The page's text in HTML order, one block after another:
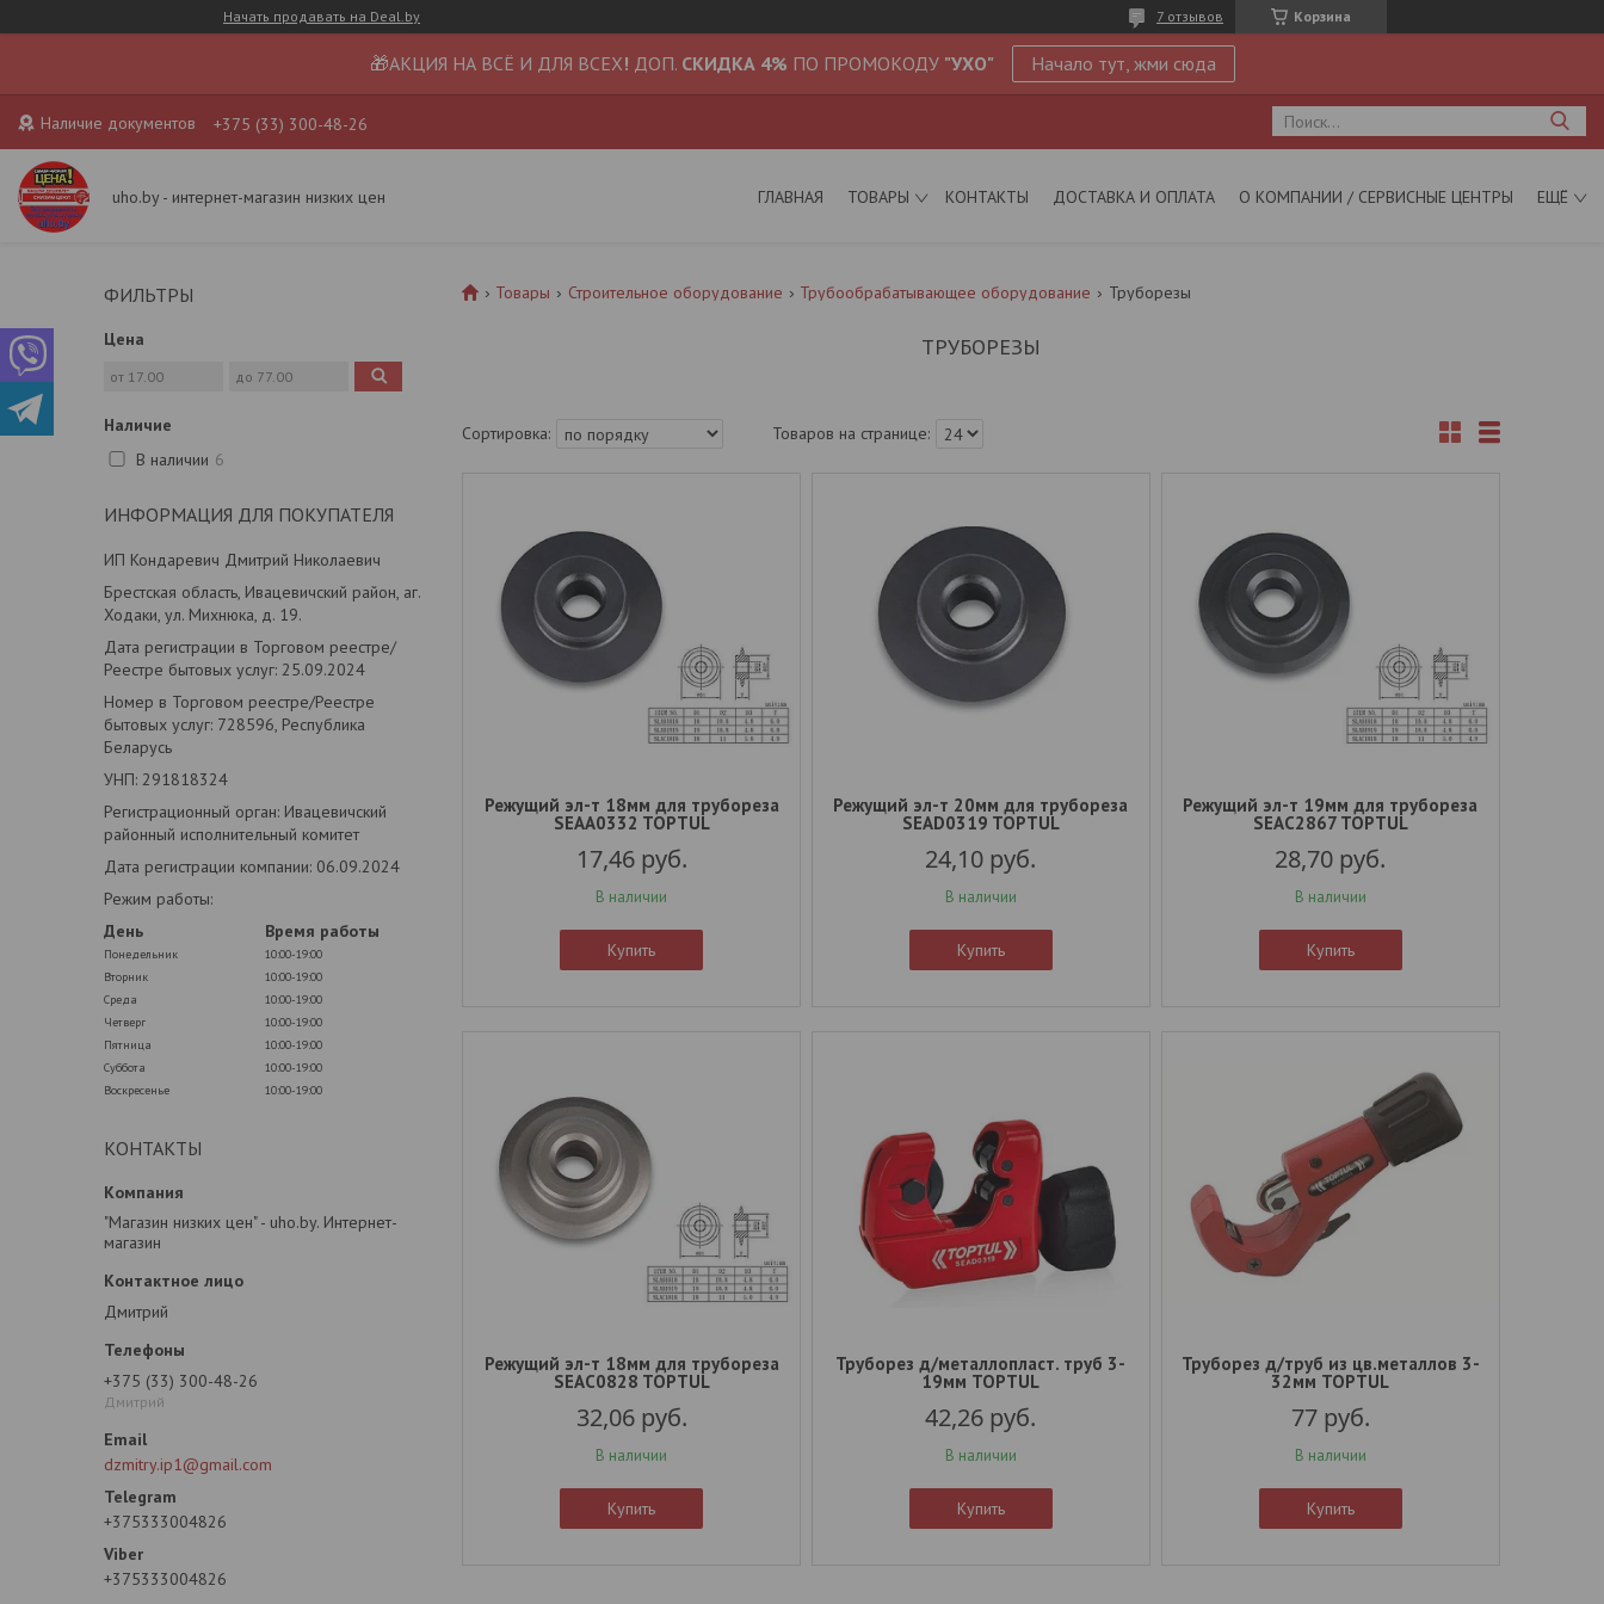
Начать продавать на Deal.by Корзина
7 отзывов
🎁АКЦИЯ НА ВСЁ И ДЛЯ ВСЕХ! ДОП. СКИДКА 4% ПО ПРОМОКОДУ "УХО" Начало тут, жми сюда
Наличие документов +375 (33) 300-48-26
uho.by - интернет-магазин низких цен ГЛАВНАЯ ТОВАРЫ КОНТАКТЫ ДОСТАВКА И ОПЛАТА О КОМПАНИИ / СЕРВИСНЫЕ ЦЕНТРЫ ЕЩЁ
ФИЛЬТРЫ
Цена
Наличие
В наличии 6
ИНФОРМАЦИЯ ДЛЯ ПОКУПАТЕЛЯ
ИП Кондаревич Дмитрий Николаевич
Брестская область, Ивацевичский район, аг.
Ходаки, ул. Михнюка, д. 19.
Дата регистрации в Торговом реестре/
Реестре бытовых услуг: 25.09.2024
Номер в Торговом реестре/Реестре
бытовых услуг: 728596, Республика
Беларусь
УНП: 291818324
Регистрационный орган: Ивацевичский
районный исполнительный комитет
Дата регистрации компании: 06.09.2024
Режим работы:
День
Время работы
Понедельник
10:00-19:00
Вторник
10:00-19:00
Среда
10:00-19:00
Четверг
10:00-19:00
Пятница
10:00-19:00
Суббота
10:00-19:00
Воскресенье
10:00-19:00
КОНТАКТЫ
"Магазин низких цен" - uho.by. Интернет-
магазин
Дмитрий
+375 (33) 300-48-26
Дмитрий
dzmitry.ip1@gmail.com
+375333004826
+375333004826
Товары Строительное оборудование Трубообрабатывающее оборудование Труборезы
ТРУБОРЕЗЫ
Режущий эл-т 18мм для трубореза
SEAA0332 TOPTUL
17,46 руб.
В наличии
Купить
Режущий эл-т 20мм для трубореза
SEAD0319 TOPTUL
24,10 руб.
В наличии
Купить
Режущий эл-т 19мм для трубореза
SEAC2867 TOPTUL
28,70 руб.
В наличии
Купить
Режущий эл-т 18мм для трубореза
SEAC0828 TOPTUL
32,06 руб.
В наличии
Купить
Труборез д/металлопласт. труб 3-
19мм TOPTUL
42,26 руб.
В наличии
Купить
Труборез д/труб из цв.металлов 3-
32мм TOPTUL
77 руб.
В наличии
Купить